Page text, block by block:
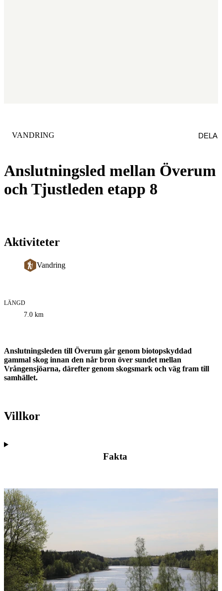
Anslutningsled mellan Överum
och Tjustleden etapp 8
KATEGORI:
VANDRING DELA
Aktiviteter
Vandring
Information
LÄNGD
7.0 km
Beskrivning
Anslutningsleden till Överum går genom biotopskyddad
gammal skog innan den når bron över sundet mellan
Vrångensjöarna, därefter genom skogsmark och väg fram till
samhället.
Villkor
Fakta
Bildspel
med
bilder